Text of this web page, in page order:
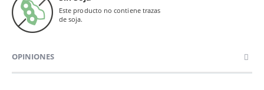
Este producto no contiene trazas
de soja.
OPINIONES